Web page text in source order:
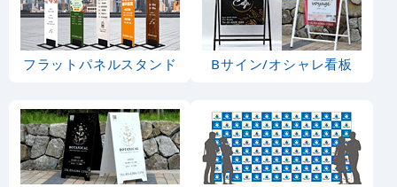
フラットパネルスタンド Bサイン/オシャレ看板